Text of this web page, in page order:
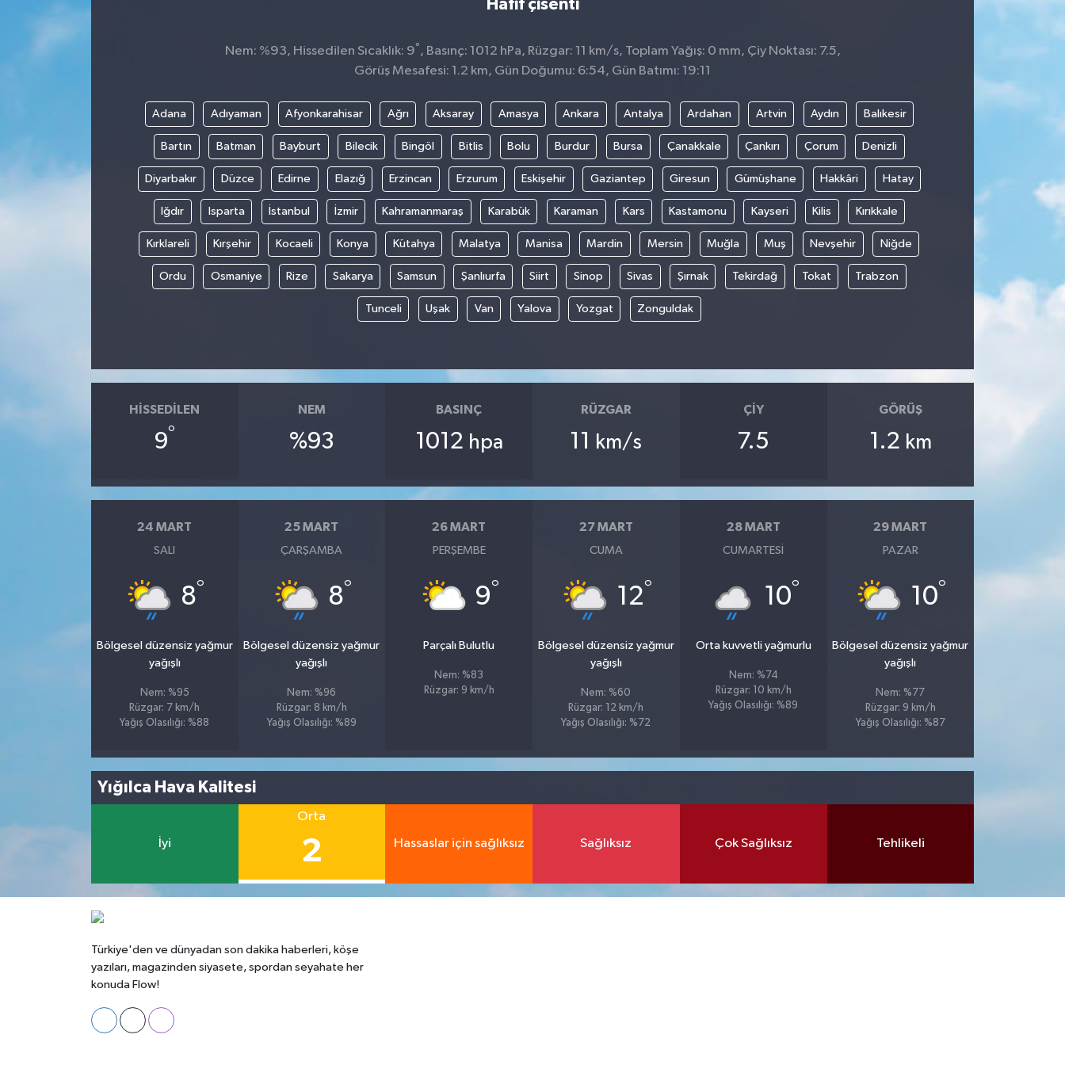
Hafif çisenti
Nem: %93, Hissedilen Sıcaklık: 9° , Basınç: 1012 hPa, Rüzgar: 11 km/s, Toplam Yağış: 0 mm, Çiy Noktası: 7.5,
Görüş Mesafesi: 1.2 km, Gün Doğumu: 6:54, Gün Batımı: 19:11
Adana Adıyaman Afyonkarahisar Ağrı Aksaray Amasya Ankara Antalya Ardahan Artvin Aydın Balıkesir
Bartın Batman Bayburt Bilecik Bingöl Bitlis Bolu Burdur Bursa Çanakkale Çankırı Çorum Denizli
Diyarbakır Düzce Edirne Elazığ Erzincan Erzurum Eskişehir Gaziantep Giresun Gümüşhane Hakkâri Hatay
Iğdır Isparta İstanbul İzmir Kahramanmaraş Karabük Karaman Kars Kastamonu Kayseri Kilis Kırıkkale
Kırklareli Kırşehir Kocaeli Konya Kütahya Malatya Manisa Mardin Mersin Muğla Muş Nevşehir Niğde
Ordu Osmaniye Rize Sakarya Samsun Şanlıurfa Siirt Sinop Sivas Şırnak Tekirdağ Tokat Trabzon
Tunceli Uşak Van Yalova Yozgat Zonguldak
HISSEDILEN
9°
NEM
%93
BASINÇ
1012 hpa
RÜZGAR
11 km/s
ÇIY
7.5
GÖRÜŞ
1.2 km
24 MART
SALI
8°
Bölgesel düzensiz yağmur
yağışlı
Nem: %95
Rüzgar: 7 km/h
Yağış Olasılığı: %88
25 MART
ÇARŞAMBA
8°
Bölgesel düzensiz yağmur
yağışlı
Nem: %96
Rüzgar: 8 km/h
Yağış Olasılığı: %89
26 MART
PERŞEMBE
9°
Parçalı Bulutlu
Nem: %83
Rüzgar: 9 km/h
27 MART
CUMA
12°
Bölgesel düzensiz yağmur
yağışlı
Nem: %60
Rüzgar: 12 km/h
Yağış Olasılığı: %72
28 MART
CUMARTESI
10°
Orta kuvvetli yağmurlu
Nem: %74
Rüzgar: 10 km/h
Yağış Olasılığı: %89
29 MART
PAZAR
10°
Bölgesel düzensiz yağmur
yağışlı
Nem: %77
Rüzgar: 9 km/h
Yağış Olasılığı: %87
Yığılca Hava Kalitesi
İyi
Orta
2 Hassaslar için sağlıksız Sağlıksız Çok Sağlıksız Tehlikeli
Türkiye'den ve dünyadan son dakika haberleri, köşe
yazıları, magazinden siyasete, spordan seyahate her
konuda Flow!